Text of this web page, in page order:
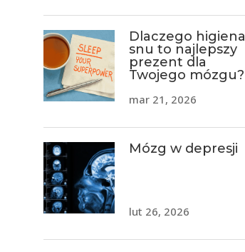
Dlaczego higiena
snu to najlepszy
prezent dla
Twojego mózgu?
mar 21, 2026
Mózg w depresji
lut 26, 2026